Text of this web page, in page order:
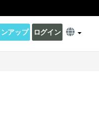
アップ ログイン